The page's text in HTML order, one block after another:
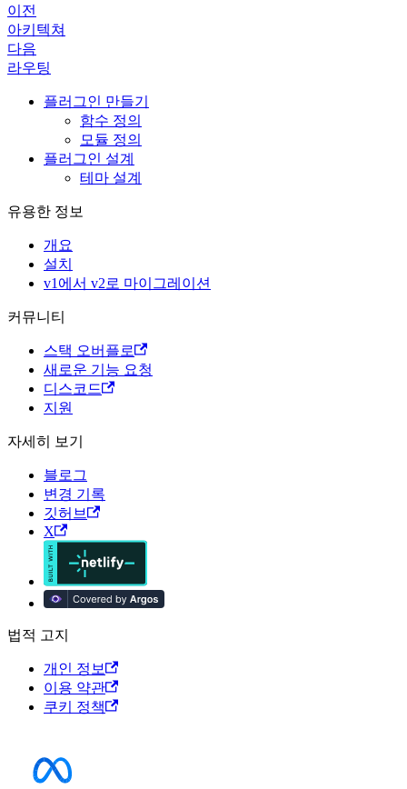
이전
아키텍쳐
다음
라우팅
플러그인 만들기
함수 정의
모듈 정의
플러그인 설계
테마 설계
유용한 정보
개요
설치
v1에서 v2로 마이그레이션
커뮤니티
스택 오버플로
새로운 기능 요청
디스코드
지원
자세히 보기
블로그
변경 기록
깃허브
X
법적 고지
개인 정보
이용 약관
쿠키 정책